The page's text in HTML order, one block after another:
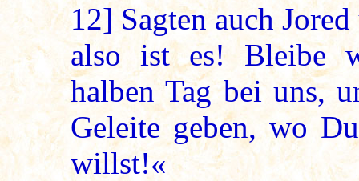
12] Sagten auch
also ist es! Bleibe
halben Tag bei uns,
Geleite geben, wo
willst!«